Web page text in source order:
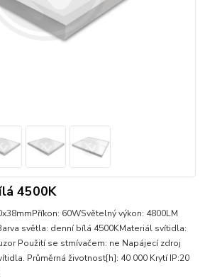
4500K
60WSvětelný výkon: 4800LM
světla: denní bílá 4500KMateriál svítidla:
Použití se stmívačem: ne Napájecí zdroj
Průměrná životnost[h]: 40 000 Krytí IP:20